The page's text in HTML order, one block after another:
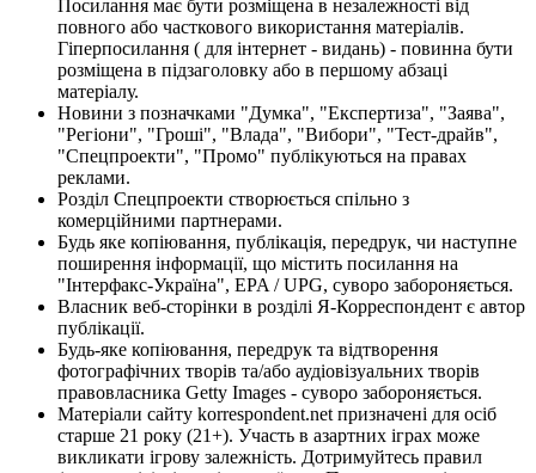
Посилання має бути розміщена в незалежності від
повного або часткового використання матеріалів.
Гіперпосилання ( для інтернет - видань) - повинна бути
розміщена в підзаголовку або в першому абзаці
матеріалу.
Новини з позначками "Думка", "Експертиза", "Заява",
"Регіони", "Гроші", "Влада", "Вибори", "Тест-драйв",
"Спецпроекти", "Промо" публікуються на правах
реклами.
Розділ Спецпроекти створюється спільно з
комерційними партнерами.
Будь яке копіювання, публікація, передрук, чи наступне
поширення інформації, що містить посилання на
"Інтерфакс-Україна", EPA / UPG, суворо забороняється.
Власник веб-сторінки в розділі Я-Корреспондент є автор
публікації.
Будь-яке копіювання, передрук та відтворення
фотографічних творів та/або аудіовізуальних творів
правовласника Getty Images - суворо забороняється.
Матеріали сайту korrespondent.net призначені для осіб
старше 21 року (21+). Участь в азартних іграх може
викликати ігрову залежність. Дотримуйтесь правил